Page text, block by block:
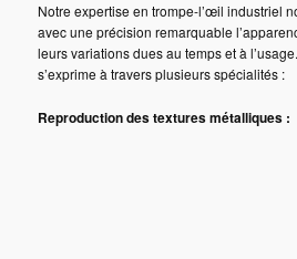
Notre expertise en trompe-l’œil industriel
avec une précision remarquable
leurs variations dues au temps et à
s’exprime à travers plusieurs spécialités :
Reproduction des textures métalliques :